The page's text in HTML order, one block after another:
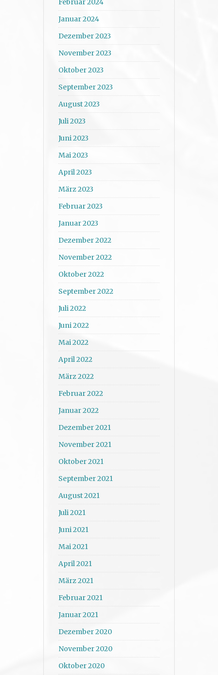
Februar 2024
Januar 2024
Dezember 2023
November 2023
Oktober 2023
September 2023
August 2023
Juli 2023
Juni 2023
Mai 2023
April 2023
März 2023
Februar 2023
Januar 2023
Dezember 2022
November 2022
Oktober 2022
September 2022
Juli 2022
Juni 2022
Mai 2022
April 2022
März 2022
Februar 2022
Januar 2022
Dezember 2021
November 2021
Oktober 2021
September 2021
August 2021
Juli 2021
Juni 2021
Mai 2021
April 2021
März 2021
Februar 2021
Januar 2021
Dezember 2020
November 2020
Oktober 2020